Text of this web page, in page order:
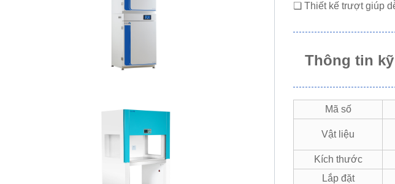
❏ Thiết kế trượt giúp
Thông tin
Mã số
Vật liệu
Kích thước
Lắp đặt